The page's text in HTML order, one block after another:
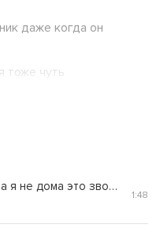
даже когда он
чуть
Время пять утра я не дома это звоночек
1:48